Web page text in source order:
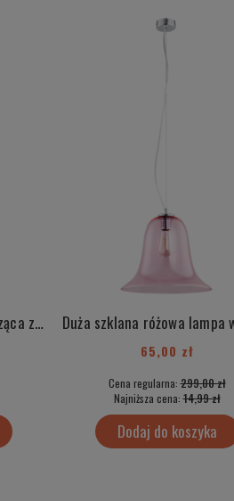
Loftowa stalowa lampa wisząca z elementami chrom industrialna ITAKA 3729
65,00 zł
Cena regularna:299,00 zł
Najniższa cena:14,99 zł
Dodaj do koszyka